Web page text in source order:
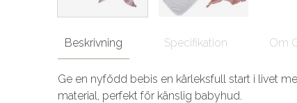
Beskrivning Specifikation Om
Ge en nyfödd bebis en kärleksfull start i livet
material, perfekt för känslig babyhud.